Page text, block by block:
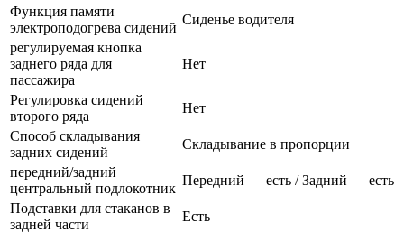
Функция памяти
электроподогрева сидений
Сиденье водителя
регулируемая кнопка
заднего ряда для
пассажира
Нет
Регулировка сидений
второго ряда
Нет
Способ складывания
задних сидений
Складывание в пропорции
передний/задний
центральный подлокотник
Передний — есть / Задний — есть
Подставки для стаканов в
задней части
Есть